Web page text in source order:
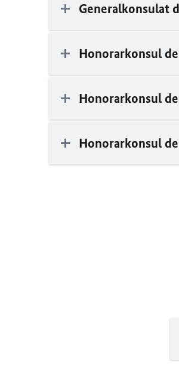
Generalkonsulat
Honorarkonsul
Honorarkonsul
Honorarkonsul